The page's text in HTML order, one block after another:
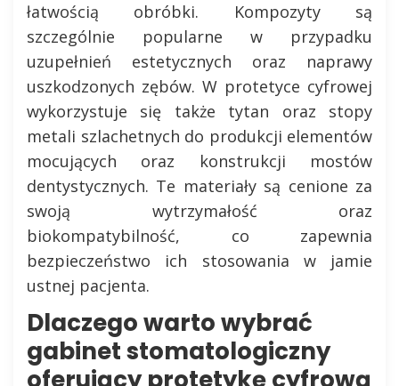
łatwością obróbki. Kompozyty są
szczególnie popularne w przypadku
uzupełnień estetycznych oraz naprawy
uszkodzonych zębów. W protetyce cyfrowej
wykorzystuje się także tytan oraz stopy
metali szlachetnych do produkcji elementów
mocujących oraz konstrukcji mostów
dentystycznych. Te materiały są cenione za
swoją wytrzymałość oraz
biokompatybilność, co zapewnia
bezpieczeństwo ich stosowania w jamie
ustnej pacjenta.
Dlaczego warto wybrać
gabinet stomatologiczny